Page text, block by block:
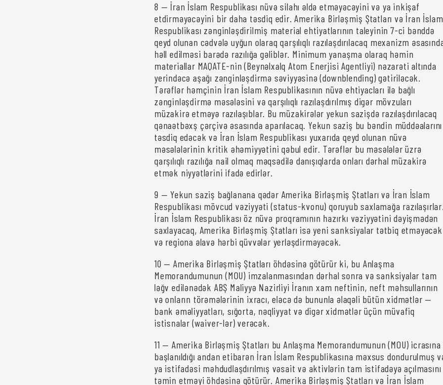
8 — İran İslam Respublikası nüvə silahı əldə etməyəcəyini və ya inkişaf
etdirməyəcəyini bir daha təsdiq edir. Amerika Birləşmiş Ştatları və İran İslam
Respublikası zənginləşdirilmiş material ehtiyatlarının taleyinin 7-ci bənddə
qeyd olunan cədvələ uyğun olaraq qarşılıqlı razılaşdırılacaq mexanizm
həll edilməsi barədə razılığa gəliblər. Minimum yanaşma olaraq həmin
materiallar MAQATE-nin (Beynəlxalq Atom Enerjisi Agentliyi) nəzarəti altında
yerindəcə aşağı zənginləşdirmə səviyyəsinə (downblending) gətiriləcək.
Tərəflər həmçinin İran İslam Respublikasının nüvə ehtiyacları ilə bağlı
zənginləşdirmə məsələsini və qarşılıqlı razılaşdırılmış digər mövzuları
müzakirə etməyə razılaşıblar. Bu müzakirələr yekun sazişdə razılaşdırılacaq
qənaətbəxş çərçivə əsasında aparılacaq. Yekun saziş bu bəndin müddəalarını
təsdiq edəcək və İran İslam Respublikası yuxarıda qeyd olunan nüvə
məsələlərinin kritik əhəmiyyətini qəbul edir. Tərəflər bu məsələlər üzrə
qarşılıqlı razılığa nail olmaq məqsədilə danışıqlarda onları dərhal müzakirə
etmək niyyətlərini ifadə edirlər.
9 — Yekun saziş bağlanana qədər Amerika Birləşmiş Ştatları və İran İslam
Respublikası mövcud vəziyyəti (status-kvonu) qoruyub saxlamağa
İran İslam Respublikası öz nüvə proqramının hazırkı vəziyyətini dəyişmədən
saxlayacaq, Amerika Birləşmiş Ştatları isə yeni sanksiyalar tətbiq etməyəcək
və regiona əlavə hərbi qüvvələr yerləşdirməyəcək.
10 — Amerika Birləşmiş Ştatları öhdəsinə götürür ki, bu Anlaşma
Memorandumunun (MOU) imzalanmasından dərhal sonra və sanksiyalar tam
ləğv edilənədək ABŞ Maliyyə Nazirliyi İranın xam neftinin, neft məhsullarının
və onların törəmələrinin ixracı, eləcə də bununla əlaqəli bütün xidmətlər —
bank əməliyyatları, sığorta, nəqliyyat və digər xidmətlər üçün müvafiq
istisnalar (waiver-lər) verəcək.
11 — Amerika Birləşmiş Ştatları bu Anlaşma Memorandumunun (MOU) icrasına
başlanıldığı andan etibarən İran İslam Respublikasına məxsus dondurulmuş
ya istifadəsi məhdudlaşdırılmış vəsait və aktivlərin tam istifadəyə açılmasını
təmin etməyi öhdəsinə götürür. Amerika Birləşmiş Ştatları və İran İslam